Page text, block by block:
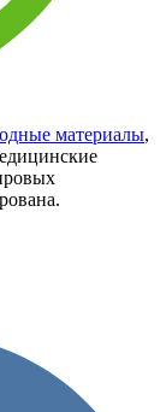
материалы,